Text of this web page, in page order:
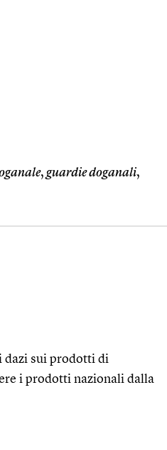
, guardie doganali,
dazi sui prodotti di
i prodotti nazionali dalla